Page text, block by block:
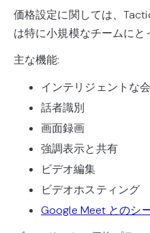
価格設定に関しては、
は特に小規模なチームにと
主な機能:
インテリジェントな
話者識別
画面録画
強調表示と共有
ビデオ編集
ビデオホスティング
Google Meet とのシ